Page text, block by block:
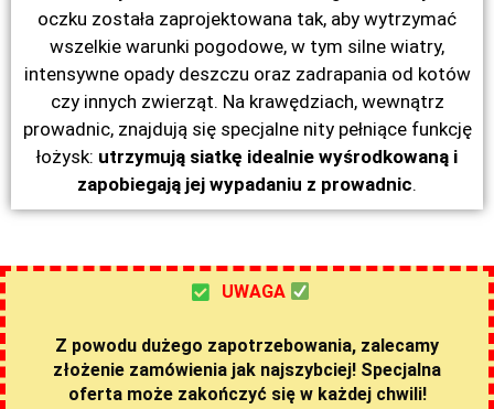
oczku została zaprojektowana tak, aby wytrzymać
wszelkie warunki pogodowe, w tym silne wiatry,
intensywne opady deszczu oraz zadrapania od kotów
czy innych zwierząt. Na krawędziach, wewnątrz
prowadnic, znajdują się specjalne nity pełniące funkcję
łożysk: utrzymują siatkę idealnie wyśrodkowaną i
zapobiegają jej wypadaniu z prowadnic.
UWAGA
Z powodu dużego zapotrzebowania, zalecamy
złożenie zamówienia jak najszybciej! Specjalna
oferta może zakończyć się w każdej chwili!